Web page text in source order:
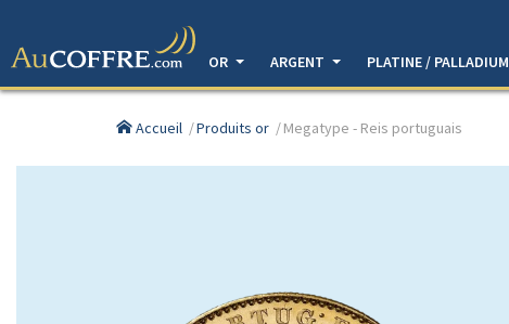
OR
ARGENT PLATINE / PALLADIUM
Accueil Produits or Megatype - Reis portuguais